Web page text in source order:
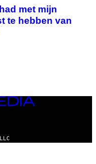
met mijn
te hebben van